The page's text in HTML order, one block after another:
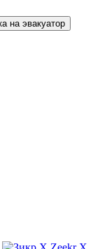
заявка на эвакуатор